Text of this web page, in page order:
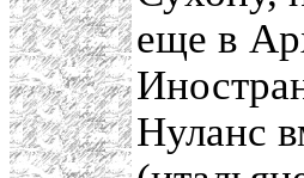
еще в
Нуланс